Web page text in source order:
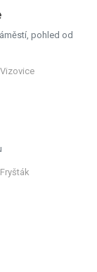
pohled od